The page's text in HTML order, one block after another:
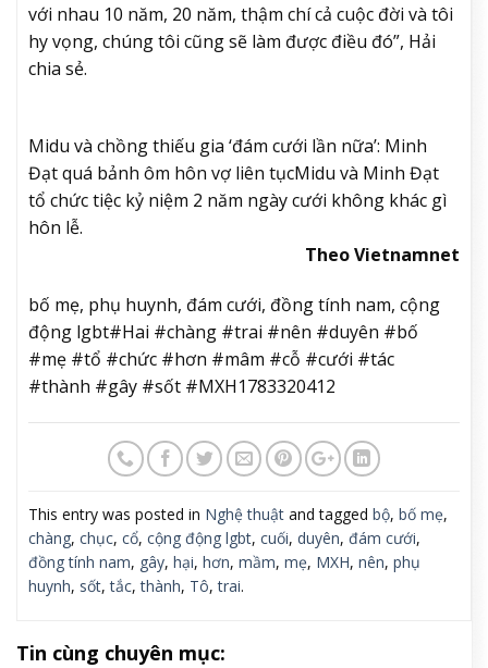
với nhau 10 năm, 20 năm, thậm chí cả cuộc đời và tôi
hy vọng, chúng tôi cũng sẽ làm được điều đó”, Hải
chia sẻ.
Midu và chồng thiếu gia ‘đám cưới lần nữa’: Minh
Đạt quá bảnh ôm hôn vợ liên tụcMidu và Minh Đạt
tổ chức tiệc kỷ niệm 2 năm ngày cưới không khác gì
hôn lễ.
Theo Vietnamnet
bố mẹ, phụ huynh, đám cưới, đồng tính nam, cộng
động lgbt#Hai #chàng #trai #nên #duyên #bố
#mẹ #tổ #chức #hơn #mâm #cỗ #cưới #tác
#thành #gây #sốt #MXH1783320412
This entry was posted in Nghệ thuật and tagged bộ, bố mẹ,
chàng, chục, cổ, cộng động lgbt, cuối, duyên, đám cưới,
đồng tính nam, gây, hại, hơn, mầm, mẹ, MXH, nên, phụ
huynh, sốt,tắc,thành, Tô,trai.
Tin cùng chuyên mục: